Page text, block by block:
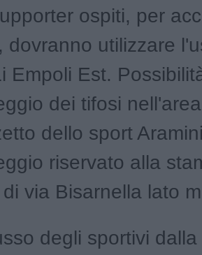
ospiti, per
dovranno utilizzare
Empoli Est.
dei tifosi
dello sport
riservato alla
via Bisarnella lato
degli sportivi